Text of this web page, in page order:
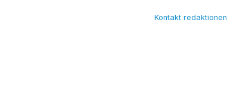
Kontakt redaktionen